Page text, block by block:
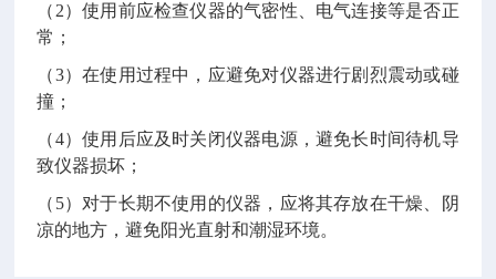
（2）使用前应检查仪器的气密性、电气连接等是否正
常；
（3）在使用过程中，应避免对仪器进行剧烈震动或碰
撞；
（4）使用后应及时关闭仪器电源，避免长时间待机导
致仪器损坏；
（5）对于长期不使用的仪器，应将其存放在干燥、阴
凉的地方，避免阳光直射和潮湿环境。